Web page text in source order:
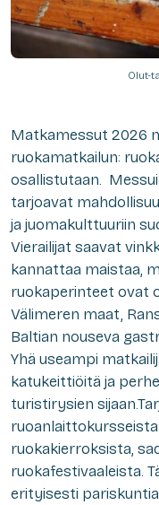
Olut-
Matkamessut 2026
ruokamatkailun:
osallistutaan.
tarjoavat
ja juomakulttuuriin
Vierailijat saavat
kannattaa maistaa,
ruokaperinteet ovat
Välimeren maat,
Baltian nouseva
Yhä useampi
katukeittiöitä ja
turistirysien
ruokakierroksista,
ruokafestivaaleista.
erityisesti